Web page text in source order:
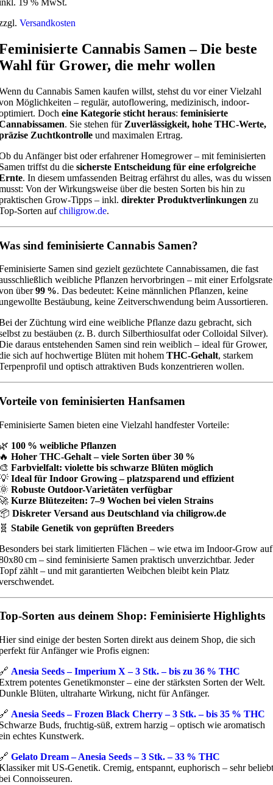
19 % MwSt.
Versandkosten
Cannabis Samen – Die beste
für Grower, die mehr wollen
du Cannabis Samen kaufen willst, stehst du vor einer Vielzahl
Möglichkeiten – regulär, autoflowering, medizinisch, indoor-
Doch eine Kategorie sticht heraus: feminisierte
. Sie stehen für Zuverlässigkeit, hohe THC-Werte,
Zuchtkontrolle und maximalen Ertrag.
du Anfänger bist oder erfahrener Homegrower – mit feminisierten
triffst du die sicherste Entscheidung für eine erfolgreiche
. In diesem umfassenden Beitrag erfährst du alles, was du wissen
Von der Wirkungsweise über die besten Sorten bis hin zu
Grow-Tipps – inkl. direkter Produktverlinkungen zu
Sorten aufchiligrow.de.
sind feminisierte Cannabis Samen?
Samen sind gezielt gezüchtete Cannabissamen, die fast
weibliche Pflanzen hervorbringen – mit einer Erfolgsrate
über99 %. Das bedeutet: Keine männlichen Pflanzen, keine
Bestäubung, keine Zeitverschwendung beim Aussortieren.
der Züchtung wird eine weibliche Pflanze dazu gebracht, sich
zu bestäuben (z. B. durch Silberthiosulfat oder Colloidal Silver).
daraus entstehenden Samen sind rein weiblich – ideal für Grower,
sich auf hochwertige Blüten mit hohem THC-Gehalt, starkem
und optisch attraktiven Buds konzentrieren wollen.
von feminisierten Hanfsamen
Samen bieten eine Vielzahl handfester Vorteile:
100 % weibliche Pflanzen
Hoher THC-Gehalt – viele Sorten über 30 %
Farbvielfalt: violette bis schwarze Blüten möglich
Ideal für Indoor Growing – platzsparend und effizient
Robuste Outdoor-Varietäten verfügbar
Kurze Blütezeiten: 7–9 Wochen bei vielen Strains
Diskreter Versand aus Deutschland via chiligrow.de
Stabile Genetik von geprüften Breeders
bei stark limitierten Flächen – wie etwa im Indoor-Grow auf
cm – sind feminisierte Samen praktisch unverzichtbar. Jeder
zählt – und mit garantierten Weibchen bleibt kein Platz
Sorten aus deinem Shop: Feminisierte Highlights
sind einige der besten Sorten direkt aus deinem Shop, die sich
für Anfänger wie Profis eignen:
Anesia Seeds – Imperium X – 3 Stk. – bis zu 36 % THC
potentes Genetikmonster – eine der stärksten Sorten der Welt.
Blüten, ultraharte Wirkung, nicht für Anfänger.
Anesia Seeds – Frozen Black Cherry – 3 Stk. – bis 35 % THC
Buds, fruchtig-süß, extrem harzig – optisch wie aromatisch
echtes Kunstwerk.
Gelato Dream – Anesia Seeds – 3 Stk. – 33 % THC
mit US-Genetik. Cremig, entspannt, euphorisch – sehr beliebt
Connoisseuren.